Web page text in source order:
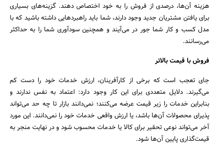
هزینه آن‌ها، درصدی از فروش را به خود اختصاص دهند. گزینه‌های بسیاری
برای یافتن مشتریان جدید وجود دارند، شما باید راهبردهایی داشته باشید که با
مدل کسب و کار شما جور در می‌آیند و همچنین سودآوری شما را به حداکثر
می‌رسانند.
فروش با قیمت بالاتر
جای تعجب است که برخی از کارآفرینان، ارزش خدمات خود را دست کم
می‌گیرند. دلایل متعددی برای این کار وجود دارد: اعتماد به نفس ندارند و
بنابراین خدمات را زیر قیمت‌ عرضه می‌کنند؛ نمی‌دانند بازار تا چه حد می‌تواند
پذیرای محصولات آن‌ها باشد، یا ارزش واقعی خدمات خود را نمی‌دانند. این مورد
آخر می‌تواند نوعی تحقیر برای کالا یا خدمات محسوب شود و در نهایت منجر به
قیمت‌گذاری‌ پایین آن‌ها شود.